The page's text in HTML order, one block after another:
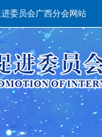
委员会广西分会网站